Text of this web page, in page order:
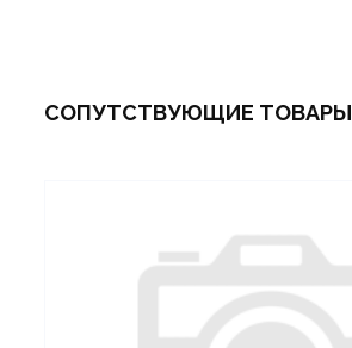
СОПУТСТВУЮЩИЕ ТОВАРЫ